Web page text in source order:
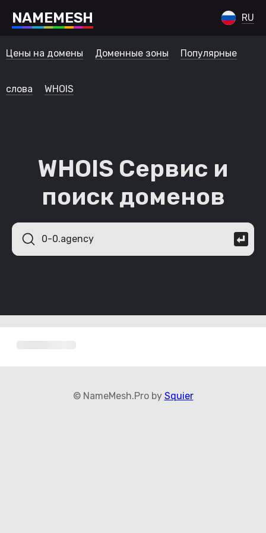
NAMEMESH RU
Цены на домены Доменные зоны Популярные
слова WHOIS
WHOIS Сервис и
поиск доменов
© NameMesh.Pro by Squier